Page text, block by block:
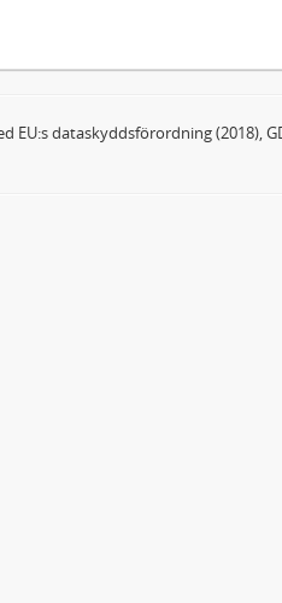
dataskyddsförordning (2018),